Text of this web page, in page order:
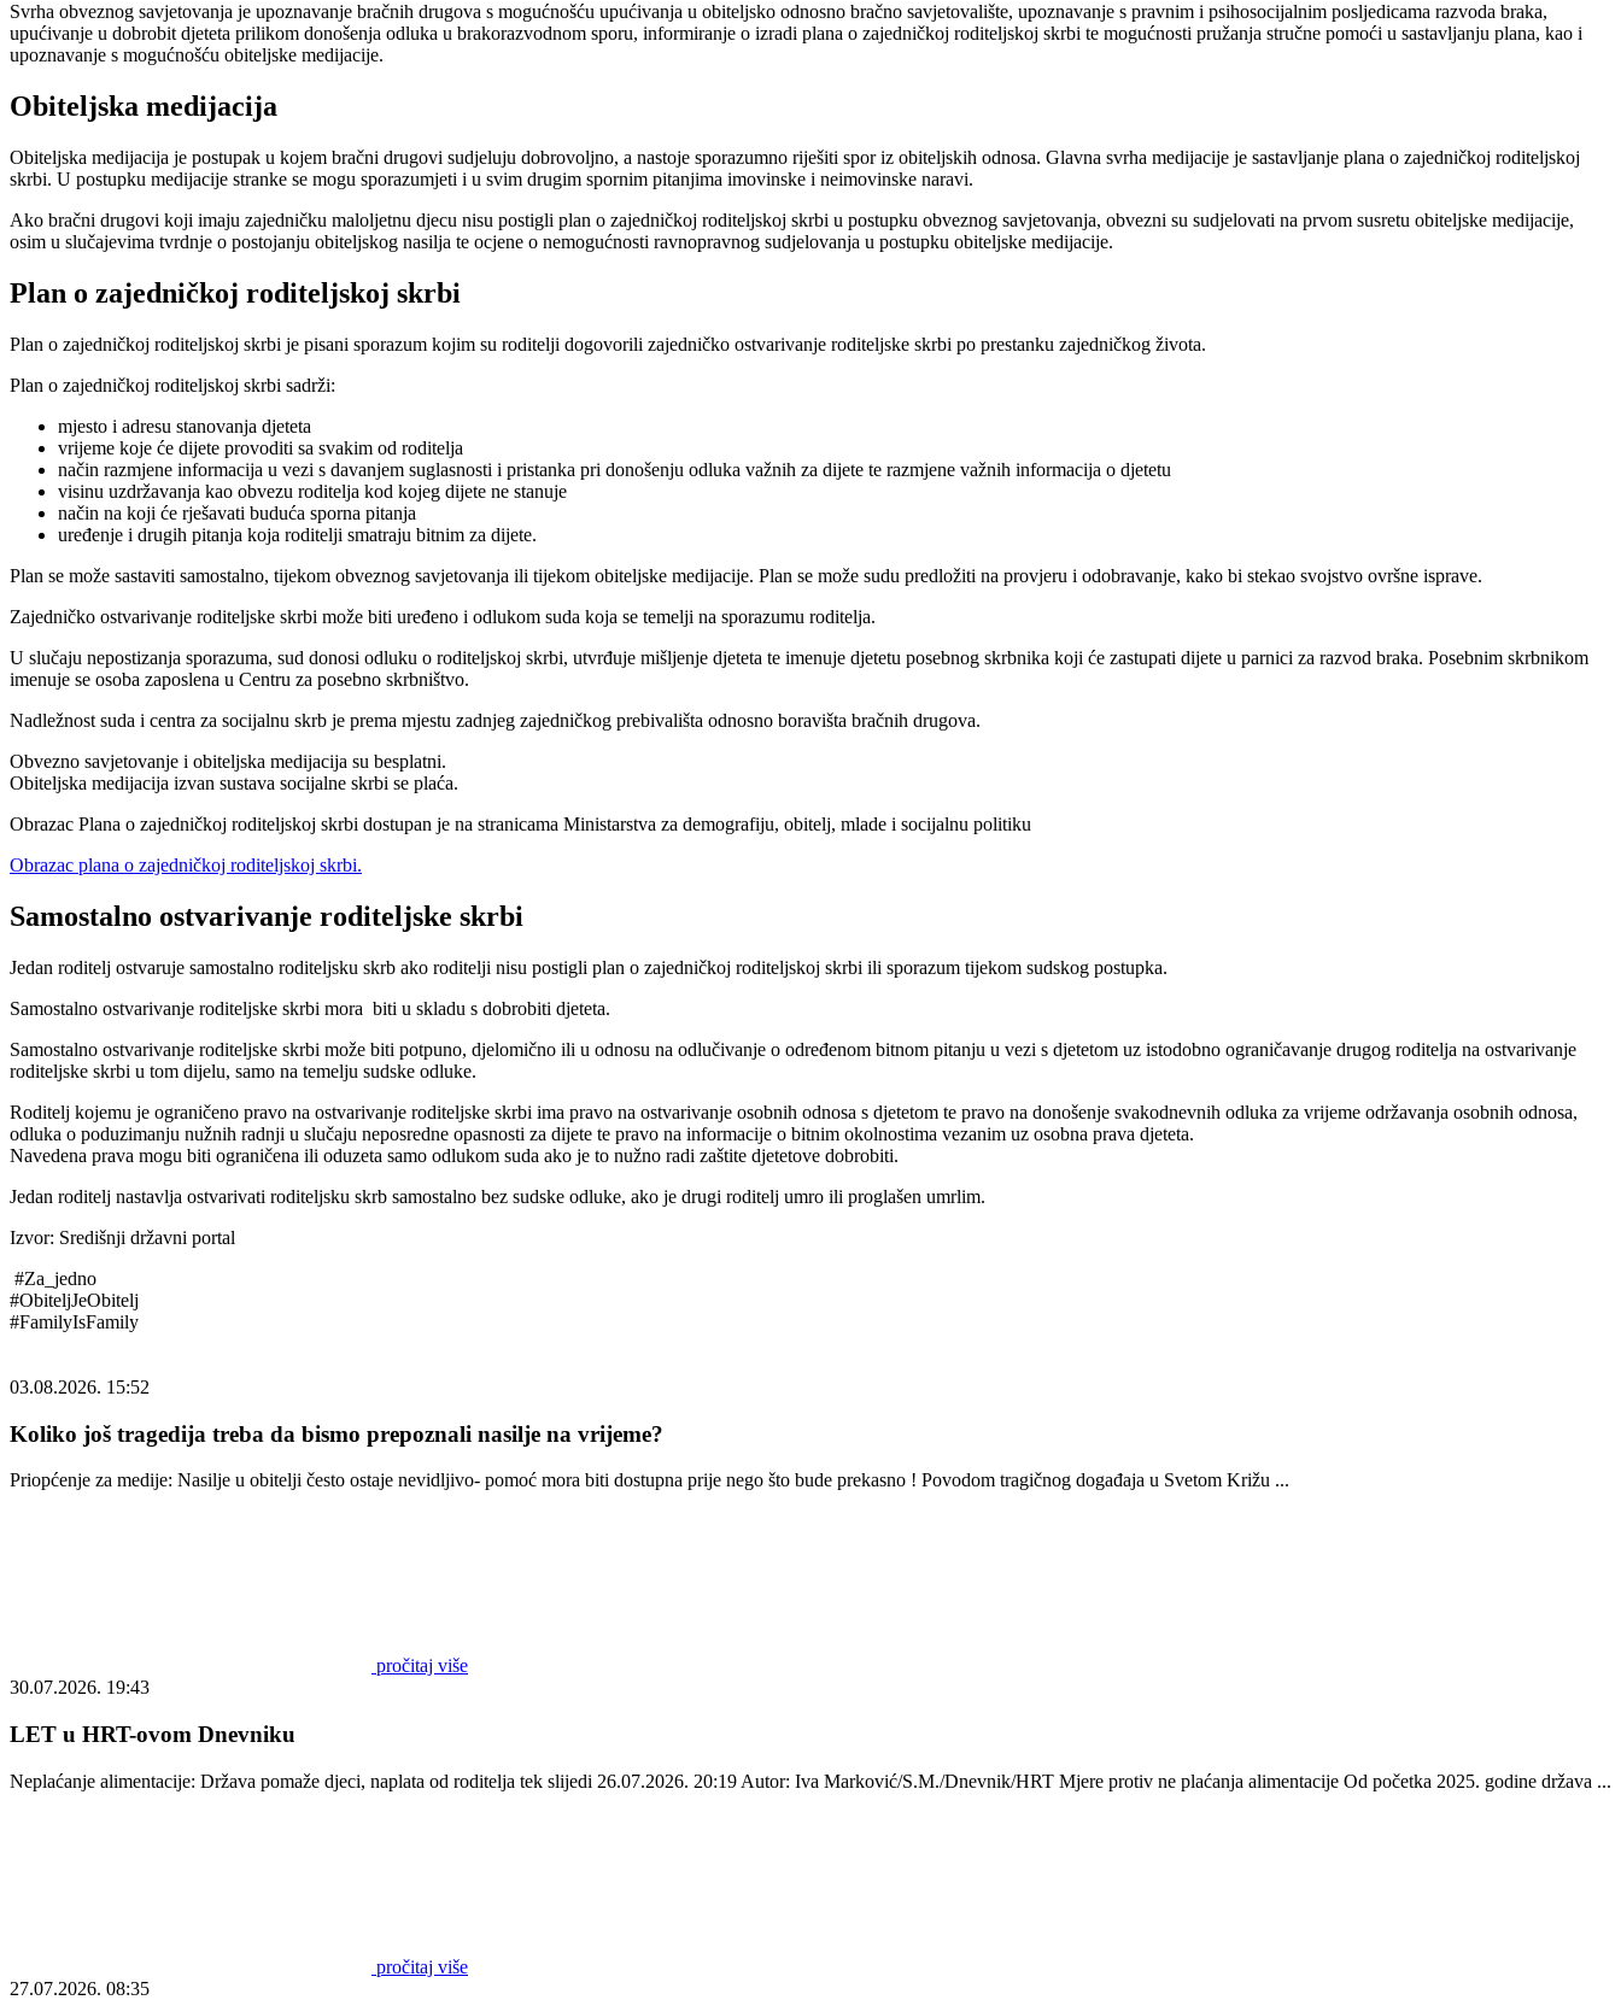
Svrha obveznog savjetovanja je upoznavanje bračnih drugova s mogućnošću upućivanja u obiteljsko odnosno bračno savjetovalište, upoznavanje s pravnim i psihosocijalnim posljedicama razvoda braka,
upućivanje u dobrobit djeteta prilikom donošenja odluka u brakorazvodnom sporu, informiranje o izradi plana o zajedničkoj roditeljskoj skrbi te mogućnosti pružanja stručne pomoći u sastavljanju plana, kao i
upoznavanje s mogućnošću obiteljske medijacije.
Obiteljska medijacija
Obiteljska medijacija je postupak u kojem bračni drugovi sudjeluju dobrovoljno, a nastoje sporazumno riješiti spor iz obiteljskih odnosa. Glavna svrha medijacije je sastavljanje plana o zajedničkoj roditeljskoj
skrbi. U postupku medijacije stranke se mogu sporazumjeti i u svim drugim spornim pitanjima imovinske i neimovinske naravi.
Ako bračni drugovi koji imaju zajedničku maloljetnu djecu nisu postigli plan o zajedničkoj roditeljskoj skrbi u postupku obveznog savjetovanja, obvezni su sudjelovati na prvom susretu obiteljske medijacije,
osim u slučajevima tvrdnje o postojanju obiteljskog nasilja te ocjene o nemogućnosti ravnopravnog sudjelovanja u postupku obiteljske medijacije.
Plan o zajedničkoj roditeljskoj skrbi
Plan o zajedničkoj roditeljskoj skrbi je pisani sporazum kojim su roditelji dogovorili zajedničko ostvarivanje roditeljske skrbi po prestanku zajedničkog života.
Plan o zajedničkoj roditeljskoj skrbi sadrži:
mjesto i adresu stanovanja djeteta
vrijeme koje će dijete provoditi sa svakim od roditelja
način razmjene informacija u vezi s davanjem suglasnosti i pristanka pri donošenju odluka važnih za dijete te razmjene važnih informacija o djetetu
visinu uzdržavanja kao obvezu roditelja kod kojeg dijete ne stanuje
način na koji će rješavati buduća sporna pitanja
uređenje i drugih pitanja koja roditelji smatraju bitnim za dijete.
Plan se može sastaviti samostalno, tijekom obveznog savjetovanja ili tijekom obiteljske medijacije. Plan se može sudu predložiti na provjeru i odobravanje, kako bi stekao svojstvo ovršne isprave.
Zajedničko ostvarivanje roditeljske skrbi može biti uređeno i odlukom suda koja se temelji na sporazumu roditelja.
U slučaju nepostizanja sporazuma, sud donosi odluku o roditeljskoj skrbi, utvrđuje mišljenje djeteta te imenuje djetetu posebnog skrbnika koji će zastupati dijete u parnici za razvod braka. Posebnim skrbnikom
imenuje se osoba zaposlena u Centru za posebno skrbništvo.
Nadležnost suda i centra za socijalnu skrb je prema mjestu zadnjeg zajedničkog prebivališta odnosno boravišta bračnih drugova.
Obvezno savjetovanje i obiteljska medijacija su besplatni.
Obiteljska medijacija izvan sustava socijalne skrbi se plaća.
Obrazac Plana o zajedničkoj roditeljskoj skrbi dostupan je na stranicama Ministarstva za demografiju, obitelj, mlade i socijalnu politiku
Obrazac plana o zajedničkoj roditeljskoj skrbi.
Samostalno ostvarivanje roditeljske skrbi
Jedan roditelj ostvaruje samostalno roditeljsku skrb ako roditelji nisu postigli plan o zajedničkoj roditeljskoj skrbi ili sporazum tijekom sudskog postupka.
Samostalno ostvarivanje roditeljske skrbi mora biti u skladu s dobrobiti djeteta.
Samostalno ostvarivanje roditeljske skrbi može biti potpuno, djelomično ili u odnosu na odlučivanje o određenom bitnom pitanju u vezi s djetetom uz istodobno ograničavanje drugog roditelja na ostvarivanje
roditeljske skrbi u tom dijelu, samo na temelju sudske odluke.
Roditelj kojemu je ograničeno pravo na ostvarivanje roditeljske skrbi ima pravo na ostvarivanje osobnih odnosa s djetetom te pravo na donošenje svakodnevnih odluka za vrijeme održavanja osobnih odnosa,
odluka o poduzimanju nužnih radnji u slučaju neposredne opasnosti za dijete te pravo na informacije o bitnim okolnostima vezanim uz osobna prava djeteta.
Navedena prava mogu biti ograničena ili oduzeta samo odlukom suda ako je to nužno radi zaštite djetetove dobrobiti.
Jedan roditelj nastavlja ostvarivati roditeljsku skrb samostalno bez sudske odluke, ako je drugi roditelj umro ili proglašen umrlim.
Izvor: Središnji državni portal
#Za_jedno
#ObiteljJeObitelj
#FamilyIsFamily
03.08.2026. 15:52
Koliko još tragedija treba da bismo prepoznali nasilje na vrijeme?
Priopćenje za medije: Nasilje u obitelji često ostaje nevidljivo- pomoć mora biti dostupna prije nego što bude prekasno ! Povodom tragičnog događaja u Svetom Križu ...
pročitaj više
30.07.2026. 19:43
LET u HRT-ovom Dnevniku
Neplaćanje alimentacije: Država pomaže djeci, naplata od roditelja tek slijedi 26.07.2026. 20:19 Autor: Iva Marković/S.M./Dnevnik/HRT Mjere protiv ne plaćanja alimentacije Od početka 2025. godine država ...
pročitaj više
27.07.2026. 08:35